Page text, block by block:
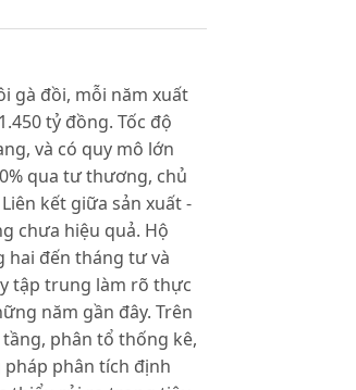
gà đồi, mỗi năm xuất
tỷ đồng. Tốc độ
và có quy mô lớn
qua tư thương, chủ
kết giữa sản xuất -
chưa hiệu quả. Hộ
hai đến tháng tư và
tập trung làm rõ thực
năm gần đây. Trên
phân tổ thống kê,
phân tích định